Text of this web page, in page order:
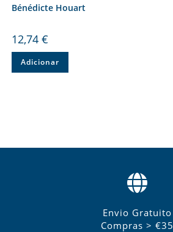
Bénédicte Houart
12,74 €
Adicionar
Envio Gratuito
Compras > €35